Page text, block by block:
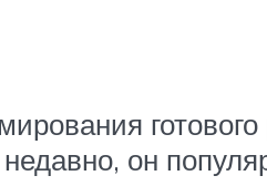
он